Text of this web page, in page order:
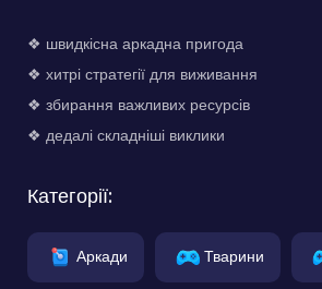
❖ швидкісна аркадна пригода
❖ хитрі стратегії для виживання
❖ збирання важливих ресурсів
❖ дедалі складніші виклики
Категорії:
Аркади Тварини